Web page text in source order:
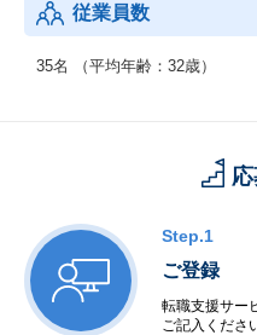
従業員数
35名 （平均年齢：32歳）
Step.1
ご登録
転職支援サー
ご記入くださ